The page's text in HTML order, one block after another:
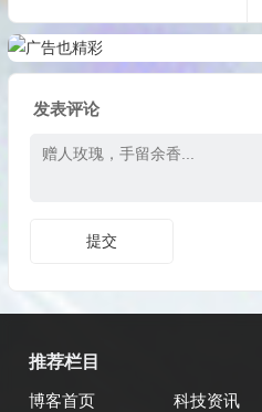
发表评论
推荐栏目
博客首页 科技资讯